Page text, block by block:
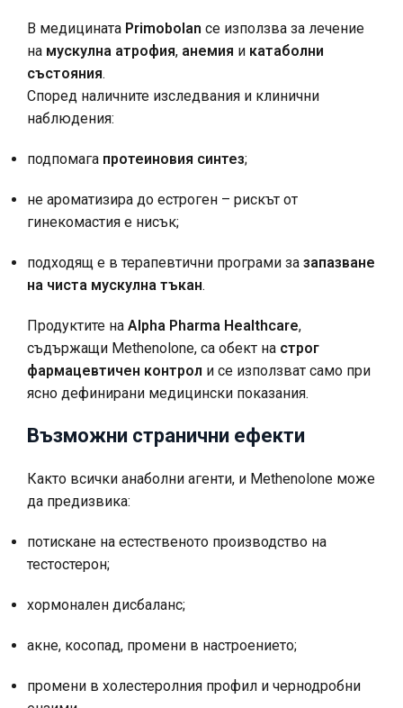
В медицината Primobolan се използва за лечение
на мускулна атрофия, анемия и катаболни
състояния.
Според наличните изследвания и клинични
наблюдения:
подпомага протеиновия синтез;
не ароматизира до естроген – рискът от
гинекомастия е нисък;
подходящ е в терапевтични програми за запазване
на чиста мускулна тъкан.
Продуктите на Alpha Pharma Healthcare,
съдържащи Methenolone, са обект на строг
фармацевтичен контрол и се използват само при
ясно дефинирани медицински показания.
Възможни странични ефекти
Както всички анаболни агенти, и Methenolone може
да предизвика:
потискане на естественото производство на
тестостерон;
хормонален дисбаланс;
акне, косопад, промени в настроението;
промени в холестеролния профил и чернодробни